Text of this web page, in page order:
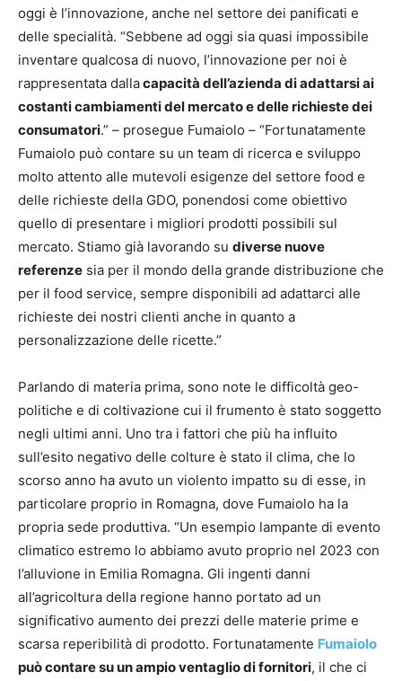
oggi è l’innovazione, anche nel settore dei panificati e
delle specialità. “Sebbene ad oggi sia quasi impossibile
inventare qualcosa di nuovo, l’innovazione per noi è
rappresentata dallacapacità dell’azienda di adattarsi ai
costanti cambiamenti del mercato e delle richieste dei
consumatori.” – prosegue Fumaiolo – “Fortunatamente
Fumaiolo può contare su un team di ricerca e sviluppo
molto attento alle mutevoli esigenze del settore food e
delle richieste della GDO, ponendosi come obiettivo
quello di presentare i migliori prodotti possibili sul
mercato. Stiamo già lavorando su diverse nuove
referenze sia per il mondo della grande distribuzione che
per il food service, sempre disponibili ad adattarci alle
richieste dei nostri clienti anche in quanto a
personalizzazione delle ricette.”
Parlando di materia prima, sono note le difficoltà geo-
politiche e di coltivazione cui il frumento è stato soggetto
negli ultimi anni. Uno tra i fattori che più ha influito
sull’esito negativo delle colture è stato il clima, che lo
scorso anno ha avuto un violento impatto su di esse, in
particolare proprio in Romagna, dove Fumaiolo ha la
propria sede produttiva. “Un esempio lampante di evento
climatico estremo lo abbiamo avuto proprio nel 2023 con
l’alluvione in Emilia Romagna. Gli ingenti danni
all’agricoltura della regione hanno portato ad un
significativo aumento dei prezzi delle materie prime e
scarsa reperibilità di prodotto. Fortunatamente Fumaiolo
può contare su un ampio ventaglio di fornitori, il che ci